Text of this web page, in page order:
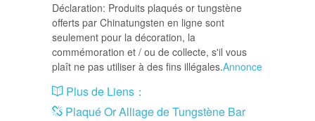
Déclaration: Produits plaqués or tungstène
offerts par Chinatungsten en ligne sont
seulement pour la décoration, la
commémoration et / ou de collecte, s'il vous
plaît ne pas utiliser à des fins illégales.Annonce
Plus de Liens：
Plaqué Or Alliage de Tungstène Bar